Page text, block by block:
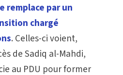
remplace par un
chargé
. Celles-ci voient,
de Sadiq al-Mahdi,
au PDU pour former